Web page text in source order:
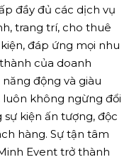
đầy đủ các dịch vụ
trang trí, cho thuê
đáp ứng mọi nhu
của doanh
động và giàu
không ngừng đổi
kiện ấn tượng, độc
hàng. Sự tận tâm
Event trở thành